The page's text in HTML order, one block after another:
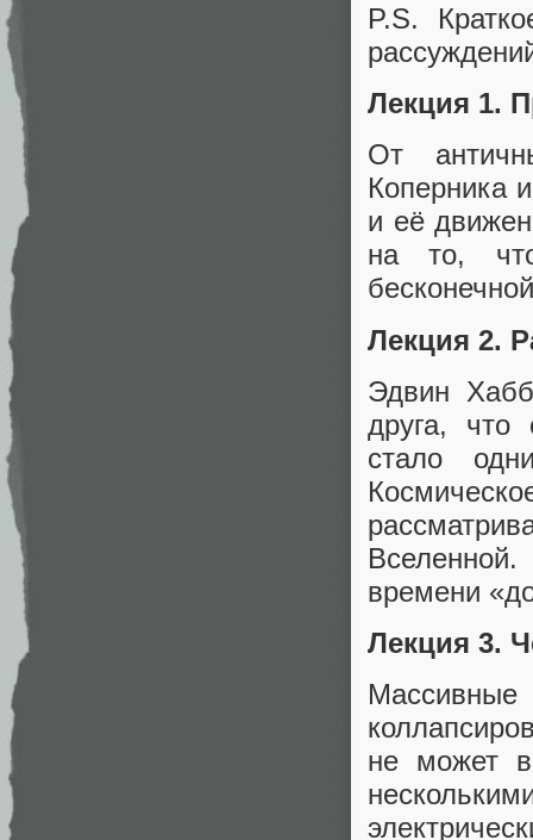
P.S.
Лекция 1.
От
Коперника
и её
на то,
Лекция 2.
Эдвин
друга, что
стало
времени
Лекция 3.
не может